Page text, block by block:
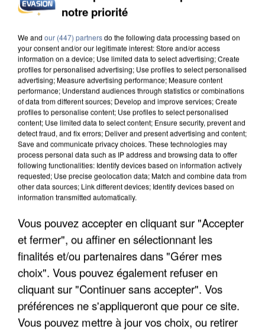
IL TUE SON FILS ET ENVOIE DES PHOTOS À SON
EX-COMPAGNE À NICE
APRÈS TOUTES CES CANICULES, LES REFUGES
DE FAUNE SAUVAGE SONT...
notre priorité
We and our (447) partnersdo the following data processing based on
your consent and/or our legitimate interest: Store and/or access
information on a device; Use limited data to select advertising; Create
profiles for personalised advertising; Use profiles to select personalised
advertising; Measure advertising performance; Measure content
performance; Understand audiences through statistics or combinations
of data from different sources; Develop and improve services; Create
profiles to personalise content; Use profiles to select personalised
content; Use limited data to select content; Ensure security, prevent and
detect fraud, and fix errors; Deliver and present advertising and content;
Save and communicate privacy choices. These technologies may
process personal data such as IP address and browsing data to offer
following functionalities: Identify devices based on information actively
requested; Use precise geolocation data; Match and combine data from
other data sources; Link different devices; Identify devices based on
information transmitted automatically.
Vous pouvez accepter en cliquant sur "Accepter
et fermer", ou affiner en sélectionnant les
finalités et/ou partenaires dans "Gérer mes
choix". Vous pouvez également refuser en
cliquant sur "Continuer sans accepter". Vos
préférences ne s'appliqueront que pour ce site.
Vous pouvez mettre à jour vos choix, ou retirer